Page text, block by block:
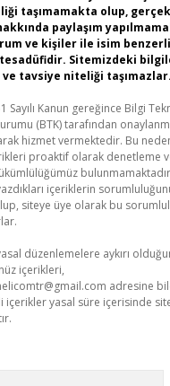
taşımamakta olup,
paylaşım
ve kişiler ile isim
Sitemizdeki
tavsiye niteliği taşımazlar.
Sayılı Kanun gereğince Bilgi
(BTK) tarafından
hizmet vermektedir. Bu
proaktif olarak denetleme
içeriklerin
siteye üye olarak bu
düzenlemelere aykırı
içerikleri,
adresine
içerikler yasal süre içerisinde